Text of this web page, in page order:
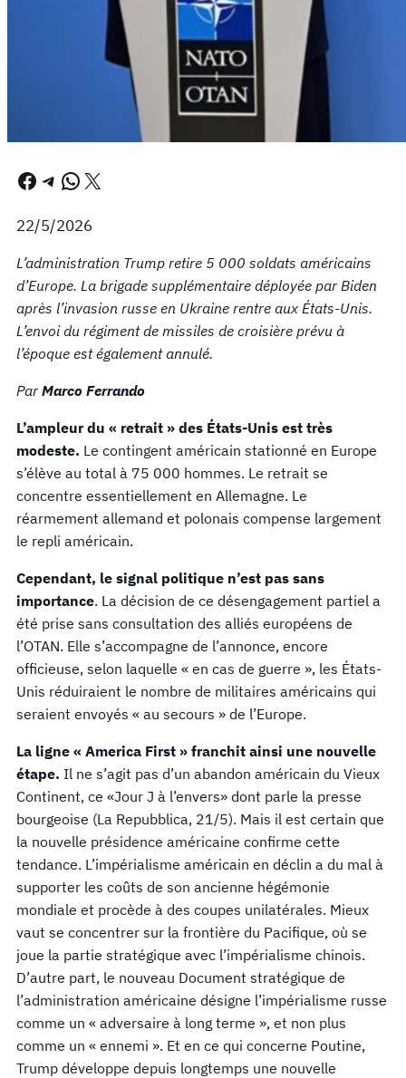
Facebook Telegram WhatsApp X
22/5/2026
L’administration Trump retire 5 000 soldats américains
d’Europe. La brigade supplémentaire déployée par Biden
après l’invasion russe en Ukraine rentre aux États-Unis.
L’envoi du régiment de missiles de croisière prévu à
l’époque est également annulé.
Par Marco Ferrando
L’ampleur du « retrait » des États-Unis est très
modeste. Le contingent américain stationné en Europe
s’élève au total à 75 000 hommes. Le retrait se
concentre essentiellement en Allemagne. Le
réarmement allemand et polonais compense largement
le repli américain.
Cependant, le signal politique n’est pas sans
importance. La décision de ce désengagement partiel a
été prise sans consultation des alliés européens de
l’OTAN. Elle s’accompagne de l’annonce, encore
officieuse, selon laquelle « en cas de guerre », les États-
Unis réduiraient le nombre de militaires américains qui
seraient envoyés « au secours » de l’Europe.
La ligne « America First » franchit ainsi une nouvelle
étape. Il ne s’agit pas d’un abandon américain du Vieux
Continent, ce «Jour J à l’envers» dont parle la presse
bourgeoise (La Repubblica, 21/5). Mais il est certain que
la nouvelle présidence américaine confirme cette
tendance. L’impérialisme américain en déclin a du mal à
supporter les coûts de son ancienne hégémonie
mondiale et procède à des coupes unilatérales. Mieux
vaut se concentrer sur la frontière du Pacifique, où se
joue la partie stratégique avec l’impérialisme chinois.
D’autre part, le nouveau Document stratégique de
l’administration américaine désigne l’impérialisme russe
comme un « adversaire à long terme », et non plus
comme un « ennemi ». Et en ce qui concerne Poutine,
Trump développe depuis longtemps une nouvelle